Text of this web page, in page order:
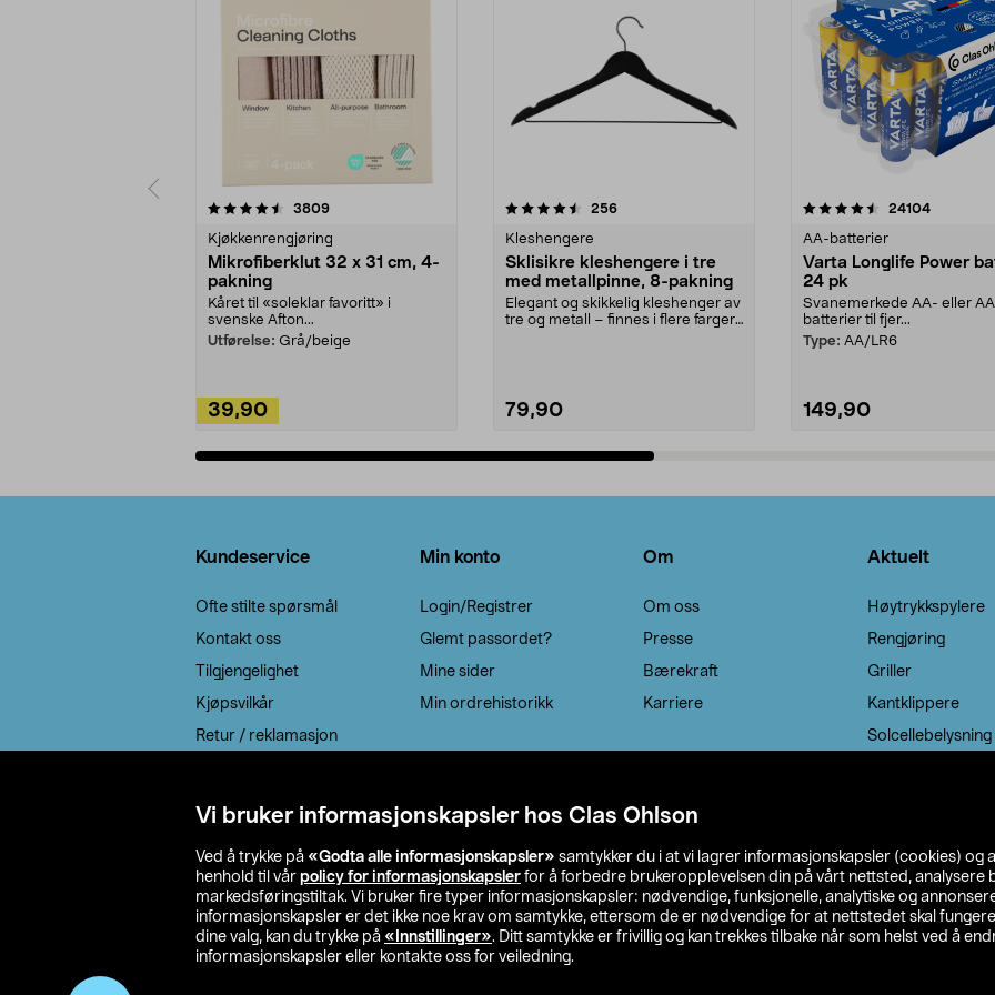
Vi bruker informasjonskapsler hos Clas Ohlson
Ved å trykke på «Godta alle informasjonskapsler» samtykker du i at vi lagrer informasjonskapsler (cookies) og
henhold til vår policy for informasjonskapsler for å forbedre brukeropplevelsen din på vårt nettsted, analysere
markedsføringstiltak. Vi bruker fire typer informasjonskapsler: nødvendige, funksjonelle, analytiske og
informasjonskapsler er det ikke noe krav om samtykke, ettersom de er nødvendige for at nettstedet skal
dine valg, kan du trykke på «Innstillinger». Ditt samtykke er frivillig og kan trekkes tilbake når som helst ved å
informasjonskapsler eller kontakte oss for veiledning.
3809anmeldelser
Kjøkkenrengjøring
Mikrofiberklut 32 x 31 cm, 4-
pakning
Kåret til «soleklar favoritt» i
svenske Afton...
Utførelse: Grå/beige
39,90
4.5av 5 stjerner 256anmeldelser
Kleshengere
Sklisikre kleshengere i tre
med metallpinne, 8-pakning
Elegant og skikkelig kleshenger av
tre og metall – finnes i flere farger.
79,90
4.5av 5 stjerner 24104
AA-batterier
Varta Longlife Power
24 pk
Svanemerkede AA- eller
batterier til fjer...
Type: AA/LR6
149,90
4.5av 5 stjerner
Kundeservice
Ofte stilte spørsmål
Kontakt oss
Tilgjengelighet
Kjøpsvilkår
Retur / reklamasjon
Min konto
Login/Registrer
Glemt passordet?
Mine sider
Min ordrehistorikk
Om
Om oss
Presse
Bærekraft
Karriere
Aktuelt
Høytrykkspylere
Rengjøring
Griller
Kantklippere
Solcellebelysning